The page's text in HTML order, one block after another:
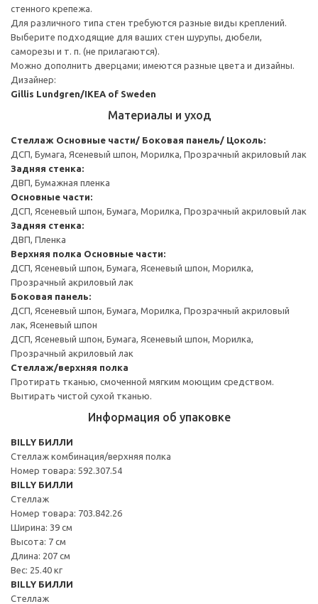
стенного крепежа.
Для различного типа стен требуются разные виды креплений.
Выберите подходящие для ваших стен шурупы, дюбели,
саморезы и т. п. (не прилагаются).
Можно дополнить дверцами; имеются разные цвета и дизайны.
Дизайнер:
Gillis Lundgren/IKEA of Sweden
Материалы и уход
Стеллаж Основные части/ Боковая панель/ Цоколь:
ДСП, Бумага, Ясеневый шпон, Морилка, Прозрачный акриловый лак
Задняя стенка:
ДВП, Бумажная пленка
Основные части:
ДСП, Ясеневый шпон, Бумага, Морилка, Прозрачный акриловый лак
Задняя стенка:
ДВП, Пленка
Верхняя полка Основные части:
ДСП, Ясеневый шпон, Бумага, Ясеневый шпон, Морилка,
Прозрачный акриловый лак
Боковая панель:
ДСП, Ясеневый шпон, Бумага, Морилка, Прозрачный акриловый
лак, Ясеневый шпон
ДСП, Ясеневый шпон, Бумага, Ясеневый шпон, Морилка,
Прозрачный акриловый лак
Стеллаж/верхняя полка
Протирать тканью, смоченной мягким моющим средством.
Вытирать чистой сухой тканью.
Информация об упаковке
BILLY БИЛЛИ
Стеллаж комбинация/верхняя полка
Номер товара: 592.307.54
BILLY БИЛЛИ
Стеллаж
Номер товара: 703.842.26
Ширина: 39 см
Высота: 7 см
Длина: 207 см
Вес: 25.40 кг
BILLY БИЛЛИ
Стеллаж